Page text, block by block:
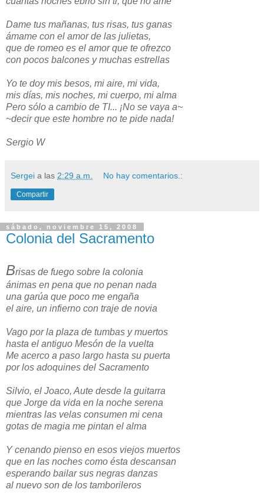
Dame tus mañanas, tus risas, tus ganas
ámame con el amor de las julietas,
que de romeo es el amor que te ofrezco
con pocos balcones y muchas estrellas
Yo te doy mis besos, mi aire, mi vida,
mis días, mis noches, mi cuerpo, mi alma
Pero sólo a cambio de TI... ¡No se vaya a~
~decir que este hombre no te pide nada!
Sergio W
Sergei a las 2:29 a.m. No hay comentarios.:
Compartir
sábado, noviembre 15, 2008
Colonia del Sacramento
Brisas de fuego sobre la colonia
ánimas en pena que no penan nada
una garúa que poco me engaña
el aire, un infierno con traje de novia
Vago por la plaza de tumbas y muertos
hasta el antiguo Mesón de la vuelta
Me acerco a paso largo hasta su puerta
por los adoquines del Sacramento
Silvio, el Joaco, Aute desde la guitarra
que Jorge da vida en la noche serena
mientras las velas consumen mi cena
gotas de magia me pintan el alma
Y cenando pienso en esos viejos muertos
que en las noches como ésta descansan
esperando bailar sus negras danzas
al nuevo son de los tamborileros